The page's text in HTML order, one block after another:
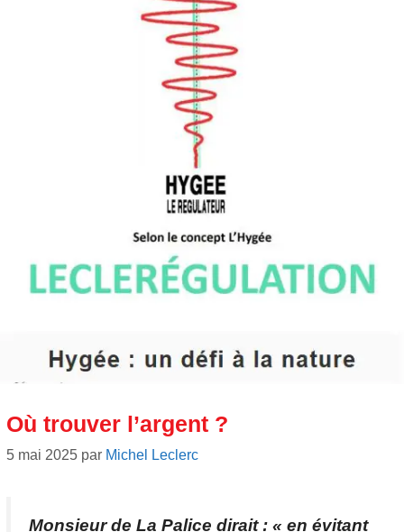
Où trouver l’argent ?
5 mai 2025 par Michel Leclerc
Monsieur de La Palice dirait : « en évitant